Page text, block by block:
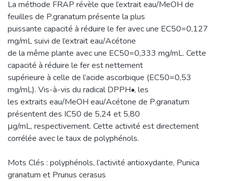
La méthode FRAP révèle que l’extrait eau/MeOH de
feuilles de P.granatum présente la plus
puissante capacité à réduire le fer avec une EC50=0,127
mg/mL suivi de l’extrait eau/Acétone
de la même plante avec une EC50=0,333 mg/mL. Cette
capacité à réduire le fer est nettement
supérieure à celle de l’acide ascorbique (EC50=0,53
mg/mL). Vis-à-vis du radical DPPH•, les
les extraits eau/MeOH eau/Acétone de P.granatum
présentent des IC50 de 5,24 et 5,80
μg/mL, respectivement. Cette activité est directement
corrélée avec le taux de polyphénols.
Mots Clés : polyphénols, l’activité antioxydante, Punica
granatum et Prunus cerasus